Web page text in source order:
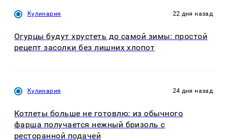
Кулинария 22 дня назад
Огурцы будут хрустеть до самой зимы: простой
рецепт засолки без лишних хлопот
Кулинария 24 дня назад
Котлеты больше не готовлю: из обычного
фарша получается нежный бризоль с
ресторанной подачей